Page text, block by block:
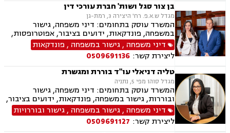
בן צור סגל ושות' חברת עורכי דין
מגדל ש.א.פ. רח' היצירה 3, רמת-גן
המשרד עוסק בתחומים: דיני משפחה, גישור
במשפחה, פונדקאות, ידועים בציבור, אפוטרופסות,
הסכמי ממון, אבהות, מזונות, החזקת ילדים, גירושין,
הורות חד מינית, נישואים אזרחיים, חוק הנוער,
אימוץ, חלוקת רכוש, מעמד אישי, תיאום הורי, חטיפת
ילדים, זמני שהות, אומנה, ניכור הורי, עסקאות
מתנה, ירושות וצוואות, ייפוי כוח מתמשך
דיני משפחה ,גישור במשפחה , פונדקאות
ליצירת קשר: 0509691136
טליה דניאלי עו"ד בוררת ומגשרת
מגדל סוהו מפי 5, נתניה
המשרד עוסק בתחומים: דיני משפחה, גישור
ובוררות, גישור במשפחה, פונדקאות, ידועים בציבור,
אפוטרופסות, הסכמי ממון, אבהות, מזונות, משמורת,
גירושין, הורות חד מינית, נישואים אזרחיים, אימוץ,
חלוקת רכוש, מעמד אישי, תיאום הורי, חטיפת ילדים,
דיני משפחה ,גישור במשפחה ,גישור ובוררויות
ליצירת קשר: 0509691127